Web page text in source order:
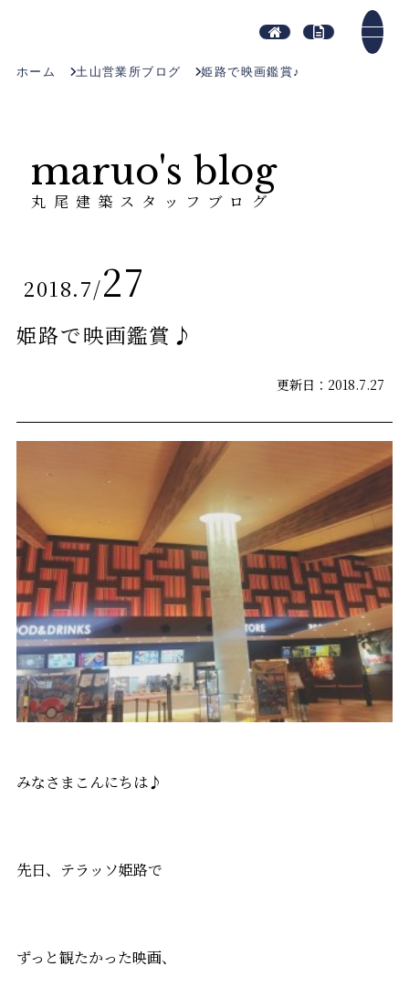
ホーム 土山営業所ブログ 姫路で映画鑑賞♪
maruo's blog
丸尾建築スタッフブログ
2018.7/27
姫路で映画鑑賞♪
更新日：2018.7.27
みなさまこんにちは♪
先日、テラッソ姫路で
ずっと観たかった映画、